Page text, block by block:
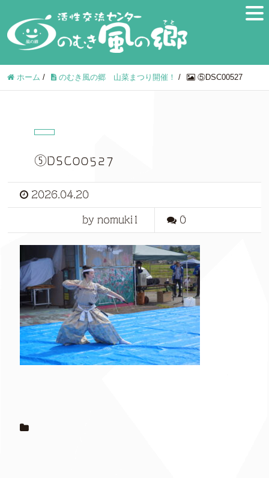
ホーム / のむき風の郷 山菜まつり開催！ / ⑤DSC00527
⑤DSC00527
2026.04.20
by nomuki1 0